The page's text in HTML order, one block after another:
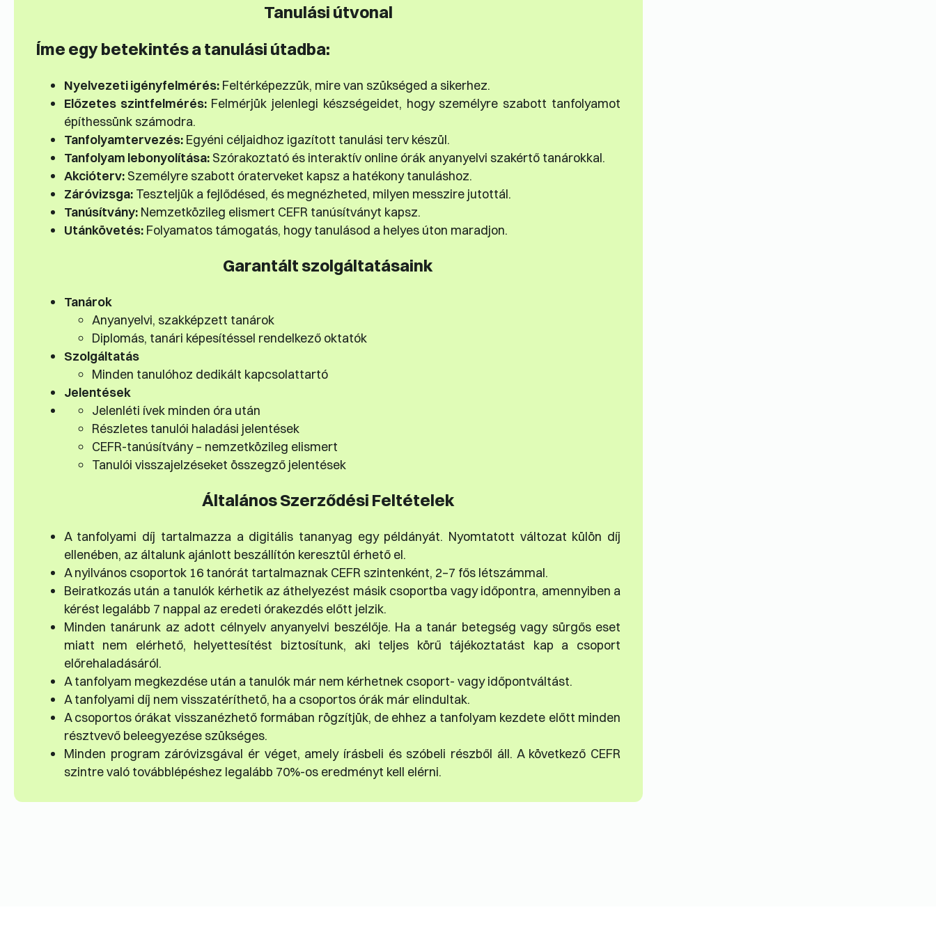
Tanulási útvonal
Íme egy betekintés a tanulási útadba:
Nyelvezeti igényfelmérés:Feltérképezzük, mire van szükséged a sikerhez.
Előzetes szintfelmérés:Felmérjük jelenlegi készségeidet, hogy személyre szabott tanfolyamot
építhessünk számodra.
Tanfolyamtervezés:Egyéni céljaidhoz igazított tanulási terv készül.
Tanfolyam lebonyolítása:Szórakoztató és interaktív online órák anyanyelvi szakértő tanárokkal.
Akcióterv:Személyre szabott óraterveket kapsz a hatékony tanuláshoz.
Záróvizsga:Teszteljük a fejlődésed, és megnézheted, milyen messzire jutottál.
Tanúsítvány:Nemzetközileg elismert CEFR tanúsítványt kapsz.
Utánkövetés:Folyamatos támogatás, hogy tanulásod a helyes úton maradjon.
Garantált szolgáltatásaink
Tanárok
Anyanyelvi, szakképzett tanárok
Diplomás, tanári képesítéssel rendelkező oktatók
Szolgáltatás
Minden tanulóhoz dedikált kapcsolattartó
Jelentések
Jelenléti ívek minden óra után
Részletes tanulói haladási jelentések
CEFR-tanúsítvány – nemzetközileg elismert
Tanulói visszajelzéseket összegző jelentések
Általános Szerződési Feltételek
A tanfolyami díj tartalmazza a digitális tananyag egy példányát. Nyomtatott változat külön díj
ellenében, az általunk ajánlott beszállítón keresztül érhető el.
A nyilvános csoportok 16 tanórát tartalmaznak CEFR szintenként, 2–7 fős létszámmal.
Beiratkozás után a tanulók kérhetik az áthelyezést másik csoportba vagy időpontra, amennyiben a
kérést legalább 7 nappal az eredeti órakezdés előtt jelzik.
Minden tanárunk az adott célnyelv anyanyelvi beszélője. Ha a tanár betegség vagy sürgős eset
miatt nem elérhető, helyettesítést biztosítunk, aki teljes körű tájékoztatást kap a csoport
előrehaladásáról.
A tanfolyam megkezdése után a tanulók már nem kérhetnek csoport- vagy időpontváltást.
A tanfolyami díj nem visszatéríthető, ha a csoportos órák már elindultak.
A csoportos órákat visszanézhető formában rögzítjük, de ehhez a tanfolyam kezdete előtt minden
résztvevő beleegyezése szükséges.
Minden program záróvizsgával ér véget, amely írásbeli és szóbeli részből áll. A következő CEFR
szintre való továbblépéshez legalább 70%-os eredményt kell elérni.